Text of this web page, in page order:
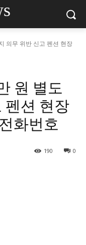
의무 위반 신고 펜션 현장
원 별도
펜션 현장
화번호
0
190